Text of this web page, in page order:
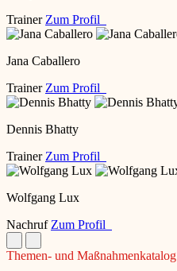
Trainer Zum Profil
Jana Caballero
Trainer Zum Profil
Dennis Bhatty
Trainer Zum Profil
Wolfgang Lux
Nachruf Zum Profil
Themen- und Maßnahmenkatalog